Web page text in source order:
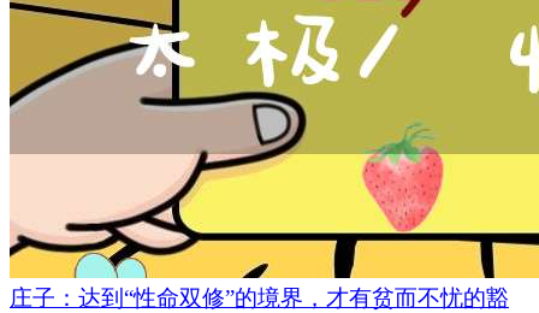
庄子：达到“性命双修”的境界，才有贫而不忧的豁